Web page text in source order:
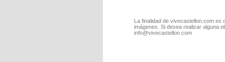
La finalidad de vivecastellon.com
imágenes. Si desea realizar alguna
info@vivecastellon.com